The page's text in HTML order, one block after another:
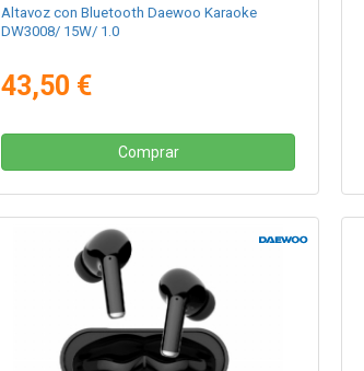
Altavoz con Bluetooth Daewoo Karaoke
DW3008/ 15W/ 1.0
43,50 €
Comprar